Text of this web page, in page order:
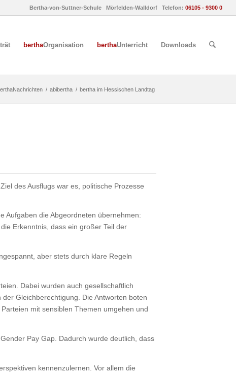
Bertha-von-Suttner-Schule Mörfelden-Walldorf Telefon:06105 - 9300 0
berthaOrganisation berthaUnterricht Downloads
/ abibertha / bertha im Hessischen Landtag
des Ausflugs war es, politische Prozesse
Aufgaben die Abgeordneten übernehmen:
Erkenntnis, dass ein großer Teil der
aber stets durch klare Regeln
Dabei wurden auch gesellschaftlich
Gleichberechtigung. Die Antworten boten
mit sensiblen Themen umgehen und
Pay Gap. Dadurch wurde deutlich, dass
kennenzulernen. Vor allem die